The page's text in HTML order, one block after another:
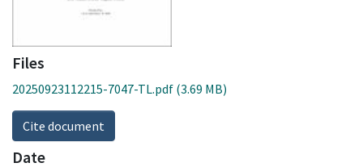
Files
20250923112215-7047-TL.pdf (3.69 MB)
Cite document
Date